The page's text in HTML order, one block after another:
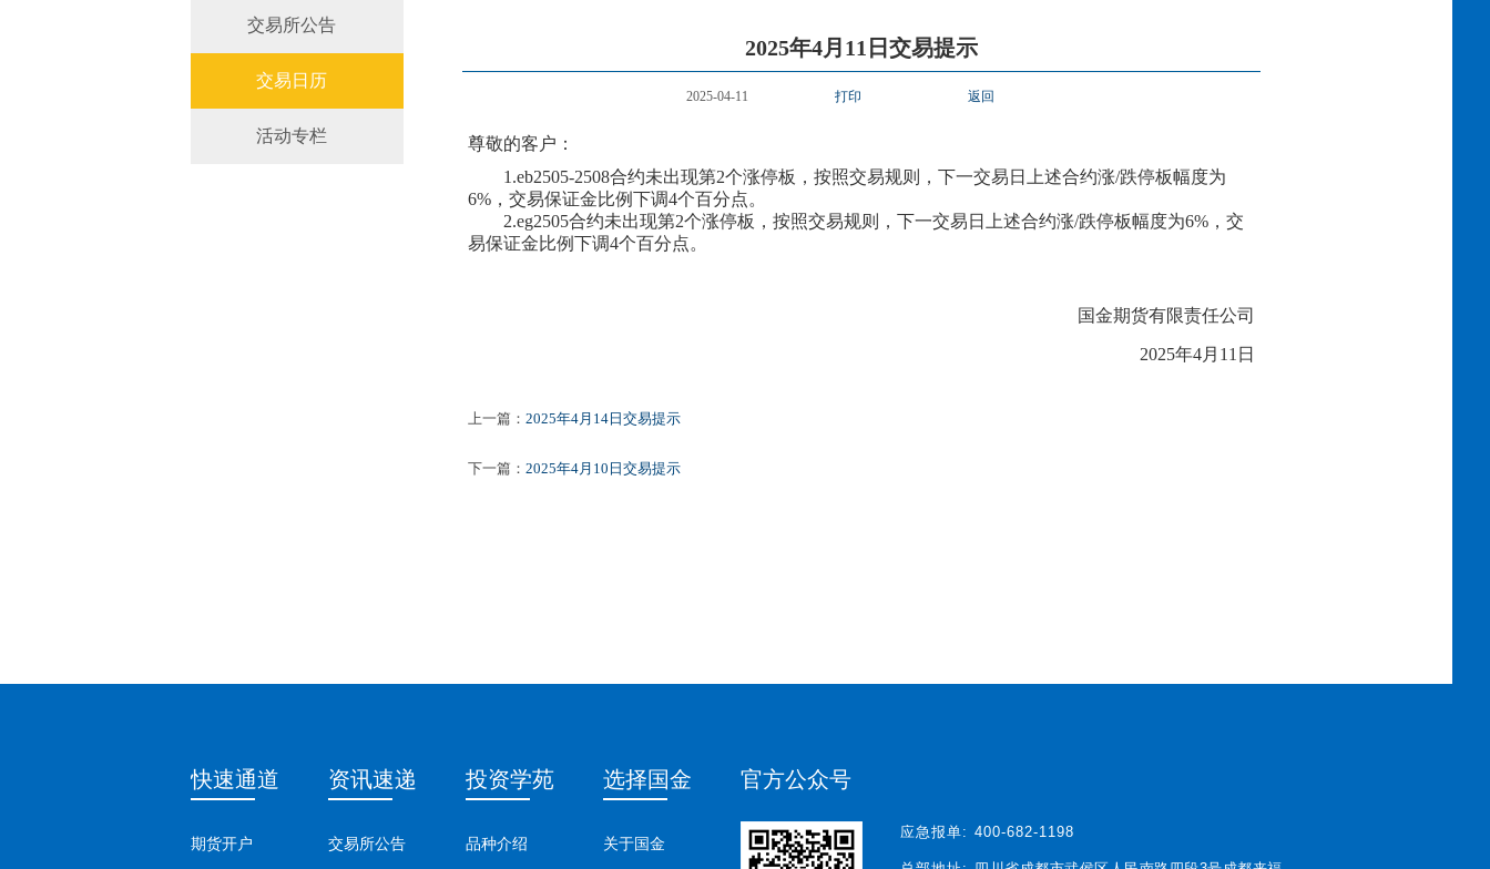
交易所公告
交易日历
活动专栏
2025年4月11日交易提示
2025-04-11 打印 返回
尊敬的客户：
1.eb2505-2508合约未出现第2个涨停板，按照交易规则，下一交易日上述合约涨/跌停板幅度为
6%，交易保证金比例下调4个百分点。
2.eg2505合约未出现第2个涨停板，按照交易规则，下一交易日上述合约涨/跌停板幅度为6%，交
易保证金比例下调4个百分点。
国金期货有限责任公司
2025年4月 11 日
上一篇： 2025年4月14日交易提示
下一篇： 2025年4月10日交易提示
快速通道
期货开户
资讯速递
交易所公告
投资学苑
品种介绍
选择国金
关于国金
官方公众号
应急报单: 400-682-1198